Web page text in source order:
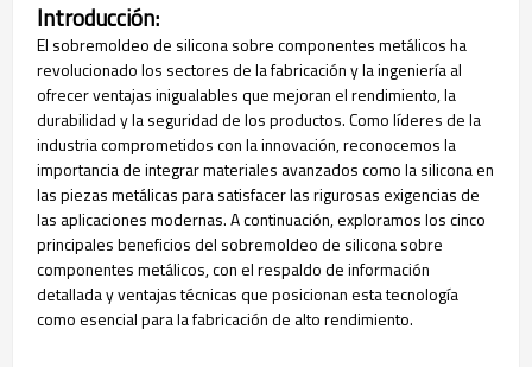
Introducción:
El sobremoldeo de silicona sobre componentes metálicos ha
revolucionado los sectores de la fabricación y la ingeniería al
ofrecer ventajas inigualables que mejoran el rendimiento, la
durabilidad y la seguridad de los productos. Como líderes de la
industria comprometidos con la innovación, reconocemos la
importancia de integrar materiales avanzados como la silicona en
las piezas metálicas para satisfacer las rigurosas exigencias de
las aplicaciones modernas. A continuación, exploramos los cinco
principales beneficios del sobremoldeo de silicona sobre
componentes metálicos, con el respaldo de información
detallada y ventajas técnicas que posicionan esta tecnología
como esencial para la fabricación de alto rendimiento.